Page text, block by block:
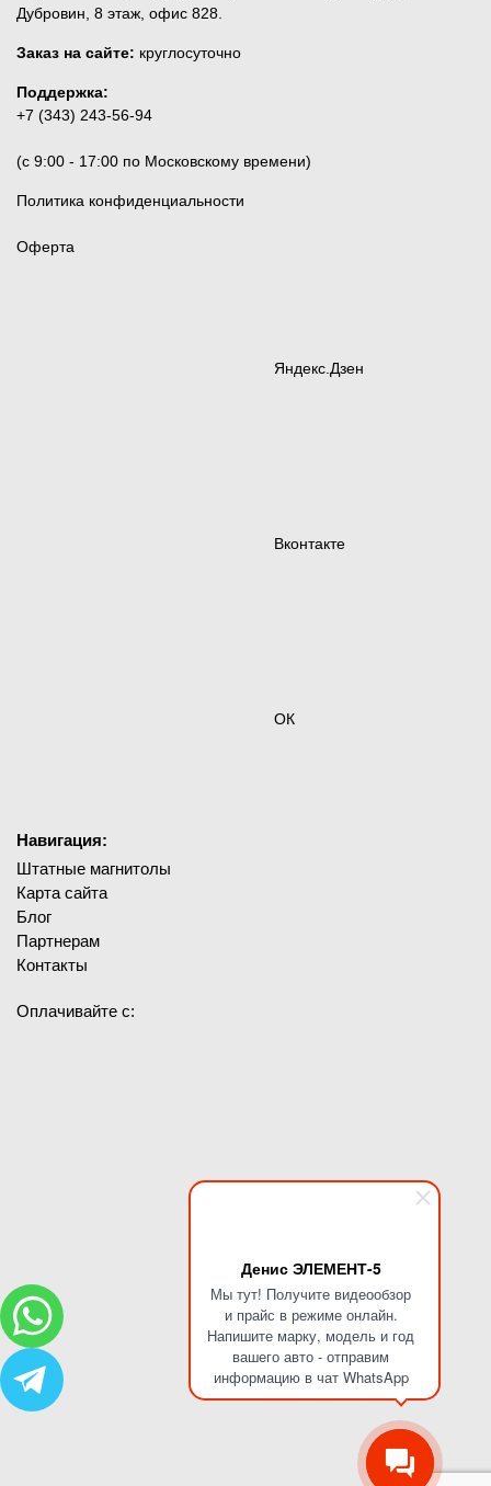
Денис ЭЛЕМЕНТ-5
Мы тут! Получите видеообзор
и прайс в режиме онлайн.
Напишите марку, модель и год
вашего авто - отправим
информацию в чат WhatsApp
Дубровин, 8 этаж, офис 828.
Заказ на сайте: круглосуточно
Поддержка:
+7 (343) 243-56-94
(c 9:00 - 17:00 по Московскому времени)
Политика конфиденциальности
Оферта
Яндекс.Дзен
Вконтакте
ОК
Навигация:
Штатные магнитолы
Карта сайта
Блог
Партнерам
Контакты
Оплачивайте с: